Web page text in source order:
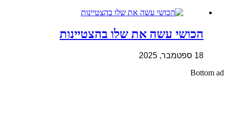
הכושי עשה את שלו בהצטיינות
18 ספטמבר, 2025
Bottom ad